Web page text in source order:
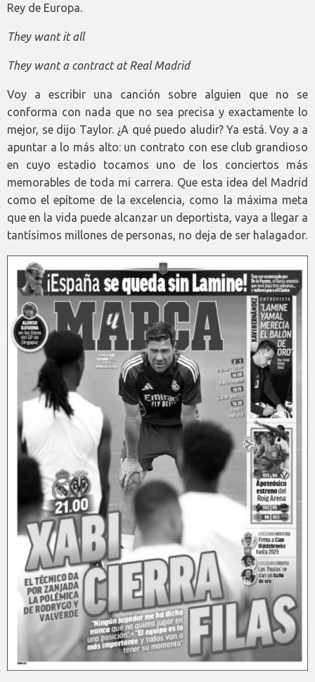
Rey de Europa.
They want it all
They want a contract at Real Madrid
Voy a escribir una canción sobre alguien que no se
conforma con nada que no sea precisa y exactamente lo
mejor, se dijo Taylor. ¿A qué puedo aludir? Ya está. Voy a a
apuntar a lo más alto: un contrato con ese club grandioso
en cuyo estadio tocamos uno de los conciertos más
memorables de toda mi carrera. Que esta idea del Madrid
como el epítome de la excelencia, como la máxima meta
que en la vida puede alcanzar un deportista, vaya a llegar a
tantísimos millones de personas, no deja de ser halagador.